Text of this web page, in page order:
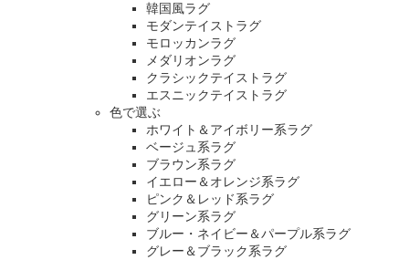
韓国風ラグ
モダンテイストラグ
モロッカンラグ
メダリオンラグ
クラシックテイストラグ
エスニックテイストラグ
色で選ぶ
ホワイト＆アイボリー系ラグ
ベージュ系ラグ
ブラウン系ラグ
イエロー＆オレンジ系ラグ
ピンク＆レッド系ラグ
グリーン系ラグ
ブルー・ネイビー＆パープル系ラグ
グレー＆ブラック系ラグ